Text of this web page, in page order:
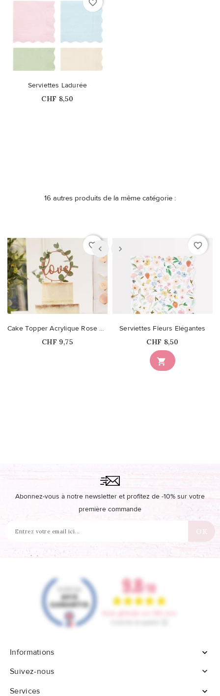
favorite_border
Serviettes Ladurée
Prix
CHF 8,50
16 autres produits de la même catégorie :
favorite_border
Cake Topper Acrylique Rose Gold Love
Prix
CHF 9,75
favorite_border

Serviettes Fleurs Elégantes
Prix
CHF 8,50
Abonnez-vous à notre newsletter et profitez de -10% sur votre
première commande
Informations

Suivez-nous

Services
